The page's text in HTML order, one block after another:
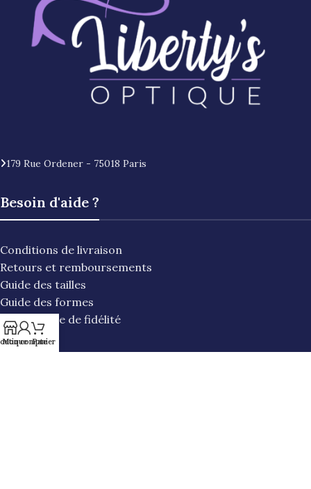
179 Rue Ordener - 75018 Paris
Besoin d'aide ?
Conditions de livraison
Retours et remboursements
Guide des tailles
Guide des formes
Programme de fidélité
F.A.Q
Mon compte
Panier